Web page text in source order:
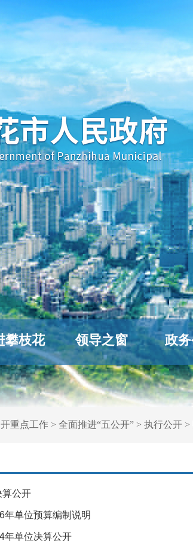
攀枝花 领导之窗 政
重点工作> 全面推进“五公开”> 执行公开>
算公开
年单位预算编制说明
年单位决算公开